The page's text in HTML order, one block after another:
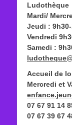
Ludothèque
Mardi/
Jeudi :
Vendredi
Samedi :
Accueil de
Mercredi et
07 67 91 14
07 67 39 67